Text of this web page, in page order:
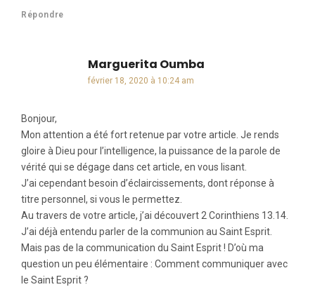
Répondre
Marguerita Oumba
février 18, 2020 à 10:24 am
Bonjour,
Mon attention a été fort retenue par votre article. Je rends
gloire à Dieu pour l’intelligence, la puissance de la parole de
vérité qui se dégage dans cet article, en vous lisant.
J’ai cependant besoin d’éclaircissements, dont réponse à
titre personnel, si vous le permettez.
Au travers de votre article, j’ai découvert 2 Corinthiens 13.14.
J’ai déjà entendu parler de la communion au Saint Esprit.
Mais pas de la communication du Saint Esprit ! D’où ma
question un peu élémentaire : Comment communiquer avec
le Saint Esprit ?